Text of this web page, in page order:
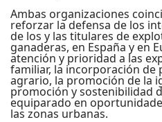
Ambas organizaciones
reforzar la defensa de los
de los y las titulares de
ganaderas, en España y en
atención y prioridad a las
familiar, la incorporación de
agrario, la promoción de la
promoción y sostenibilidad
equiparado en
las zonas urbanas.